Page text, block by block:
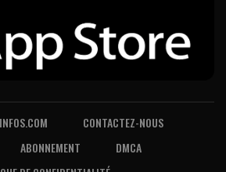
CONTACTEZ-NOUS
ABONNEMENT
DMCA